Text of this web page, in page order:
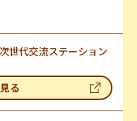
世代交流ステーション
る